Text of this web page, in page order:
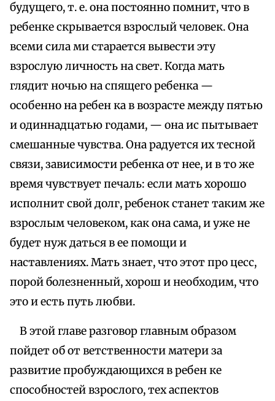
будущего, т. е. она постоянно помнит, что в
ребенке скрывается взрослый человек. Она
всеми сила ми старается вывести эту
взрослую личность на свет. Когда мать
глядит ночью на спящего ребенка —
особенно на ребен ка в возрасте между пятью
и одиннадцатью годами, — она ис пытывает
смешанные чувства. Она радуется их тесной
связи, зависимости ребенка от нее, и в то же
время чувствует печаль: если мать хорошо
исполнит свой долг, ребенок станет таким же
взрослым человеком, как она сама, и уже не
будет нуж даться в ее помощи и
наставлениях. Мать знает, что этот про цесс,
порой болезненный, хорош и необходим, что
это и есть путь любви.
В этой главе разговор главным образом
пойдет об от ветственности матери за
развитие пробуждающихся в ребен ке
способностей взрослого, тех аспектов